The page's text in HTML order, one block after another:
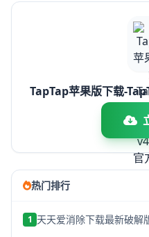
TapTap苹果版下载-
热门排行
1 天天爱消除下载最新破解